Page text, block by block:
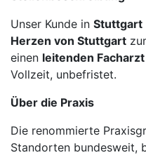
Unser Kunde in Stuttgart
Herzen von Stuttgart
einen leitenden
Vollzeit, unbefristet.
Über die Praxis
Die renommierte
Standorten bundesweit,